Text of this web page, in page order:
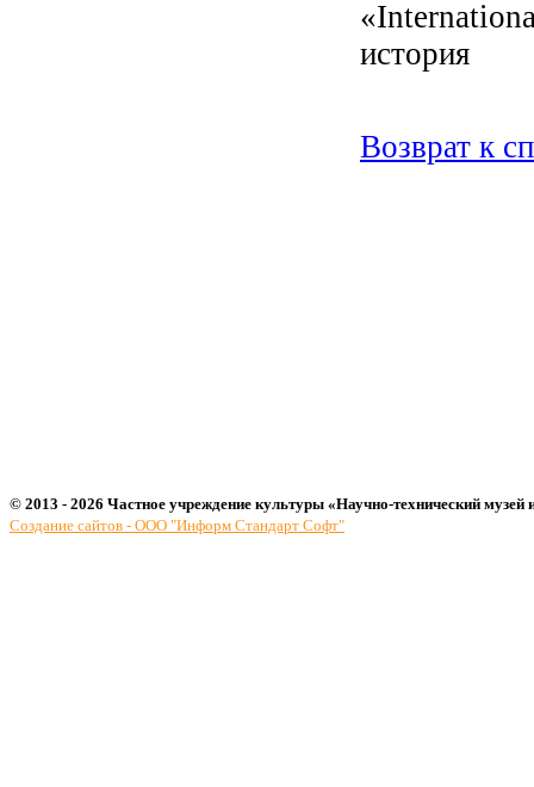
история
Возврат к
© 2013 - 2026 Частное учреждение культуры «Научно-технический музей
Создание сайтов - ООО "Информ Стандарт Софт"